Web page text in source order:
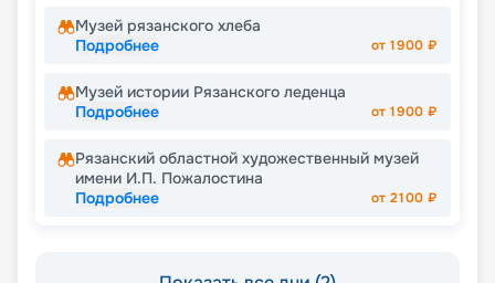
Музей рязанского хлеба
Подробнее
от1900 ₽
Музей истории Рязанского леденца
Подробнее
от1900 ₽
Рязанский областной художественный музей
имени И.П. Пожалостина
Подробнее
от2100 ₽